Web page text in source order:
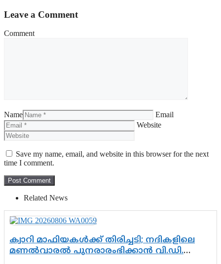
Leave a Comment
Comment
Name
Email
Website
Save my name, email, and website in this browser for the next
time I comment.
Related News
ക്വാറി മാഫിയകൾക്ക് തിരിച്ചടി; നദികളിലെ
മണൽവാരൽ പുനരാരംഭിക്കാൻ വി.ഡി.